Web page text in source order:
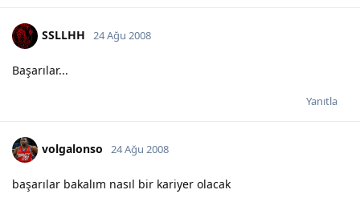
SSLLHH 24 Ağu 2008
Başarılar...
Yanıtla
volgalonso 24 Ağu 2008
başarılar bakalım nasıl bir kariyer olacak